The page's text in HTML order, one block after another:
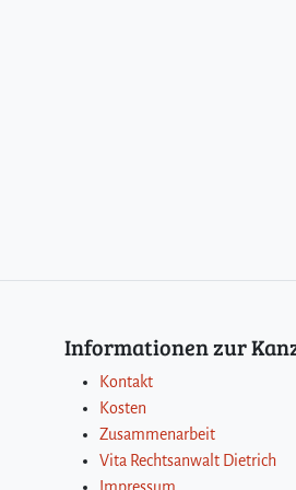
Informationen zur
Kontakt
Kosten
Zusammenarbeit
Vita Rechtsanwalt Dietrich